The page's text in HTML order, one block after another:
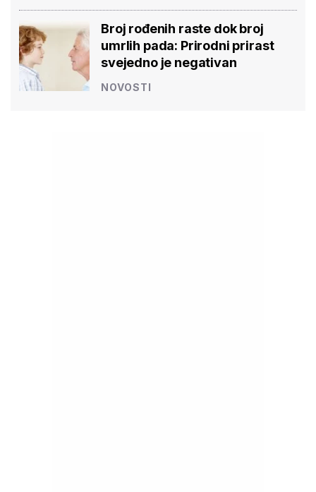
Broj rođenih raste dok broj
umrlih pada: Prirodni prirast
svejedno je negativan
NOVOSTI